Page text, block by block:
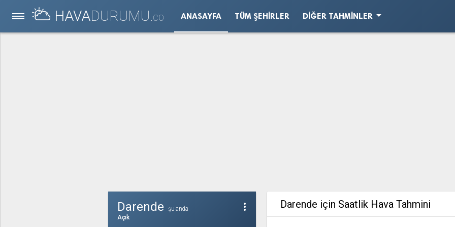
HAVADURUMU.CO ANASAYFA TÜM ŞEHIRLER DIĞER TAHMINLERarrow_drop_down
more_vert
Darende
şu anda
Açık
Darende için Saatlik Hava Tahmini